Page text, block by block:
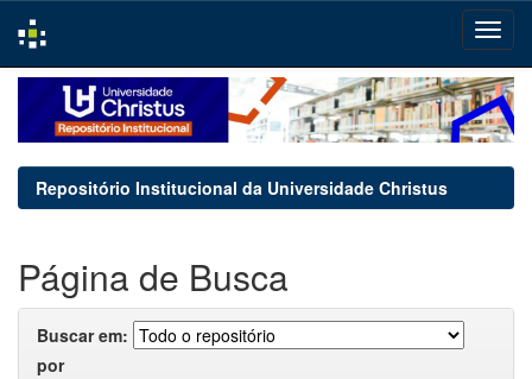
navigation
Repositório Institucional da Universidade Christus
Página de Busca
Buscar em:
por